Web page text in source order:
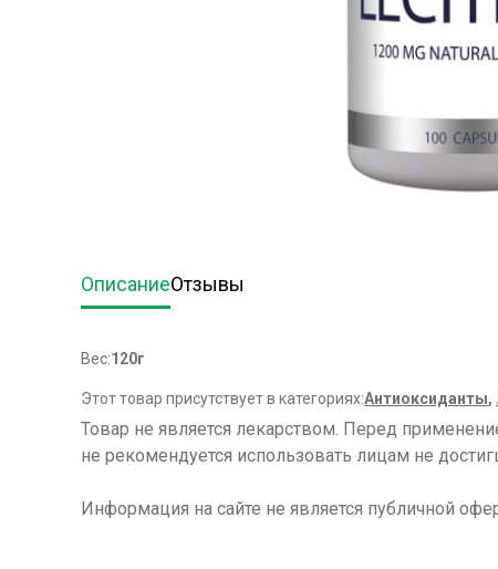
Описание
Вес:120г
Этот товар присутствует в категориях:Антиоксиданты,
Товар не является лекарством. Перед
не рекомендуется использовать лицам не
Информация на сайте не является публичной
Отзывы